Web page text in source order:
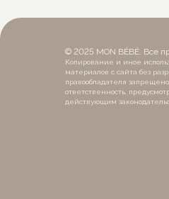
© 2025 MON BÉBÉ. Все
Копирование и иное
материалов с сайта без
правообладателя
ответственность,
действующим